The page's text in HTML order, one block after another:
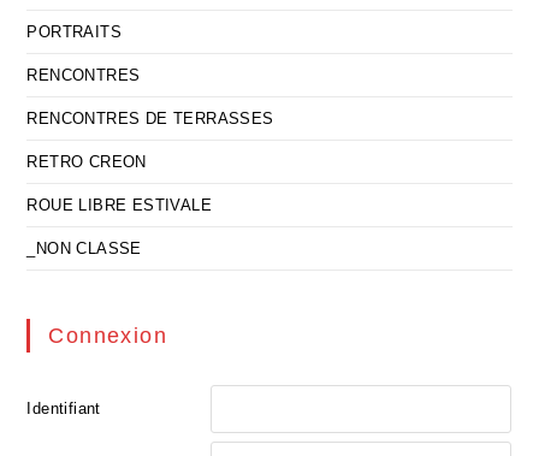
PORTRAITS
RENCONTRES
RENCONTRES DE TERRASSES
RETRO CREON
ROUE LIBRE ESTIVALE
_NON CLASSE
Connexion
Identifiant